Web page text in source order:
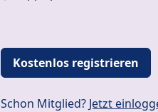
Kostenlos registrieren
Schon Mitglied? Jetzt